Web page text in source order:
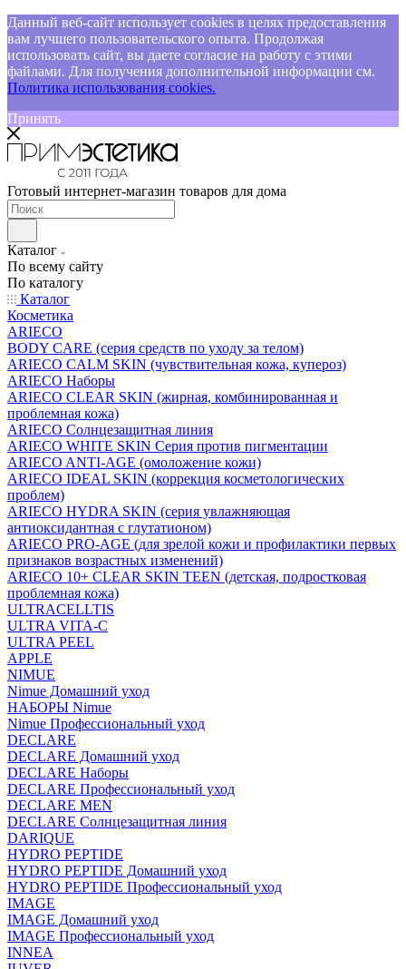
Данный веб-сайт использует cookies в целях предоставления
вам лучшего пользовательского опыта. Продолжая
использовать сайт, вы даете согласие на работу с этими
файлами. Для получения дополнительной информации см.
Политика использования cookies.
Принять
Готовый интернет-магазин товаров для дома
Каталог
По всему сайту
По каталогу
Каталог
Косметика
ARIECO
BODY CARE (серия средств по уходу за телом)
ARIECO CALM SKIN (чувствительная кожа, купероз)
ARIECO Наборы
ARIECO CLEAR SKIN (жирная, комбинированная и
проблемная кожа)
ARIECO Солнцезащитная линия
ARIECO WHITE SKIN Серия против пигментации
ARIECO ANTI-AGE (омоложение кожи)
ARIECO IDEAL SKIN (коррекция косметологических
проблем)
ARIECO HYDRA SKIN (серия увлажняющая
антиоксидантная с глутатионом)
ARIECO PRO-AGE (для зрелой кожи и профилактики первых
признаков возрастных изменений)
ARIECO 10+ CLEAR SKIN TEEN (детская, подростковая
проблемная кожа)
ULTRACELLTIS
ULTRA VITA-C
ULTRA PEEL
APPLE
NIMUE
Nimue Домашний уход
НАБОРЫ Nimue
Nimue Профессиональный уход
DECLARE
DECLARE Домашний уход
DECLARE Наборы
DECLARE Профессиональный уход
DECLARE MEN
DECLARE Солнцезащитная линия
DARIQUE
HYDRO PEPTIDE
HYDRO PEPTIDE Домашний уход
HYDRO PEPTIDE Профессиональный уход
IMAGE
IMAGE Домашний уход
IMAGE Профессиональный уход
INNEA